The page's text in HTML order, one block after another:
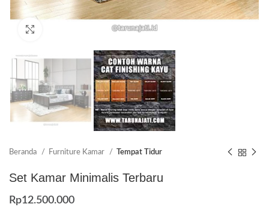
Beranda Furniture Kamar Tempat Tidur
Set Kamar Minimalis Terbaru
Rp12.500.000